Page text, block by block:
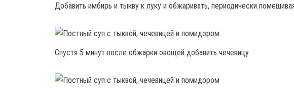
Добавить имбирь и тыкву к луку и обжаривать, периодически
Спустя 5 минут после обжарки овощей добавить чечевицу.